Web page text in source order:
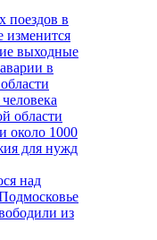
поездов в
изменится
выходные
в
области
около 1000
для нужд
над
из